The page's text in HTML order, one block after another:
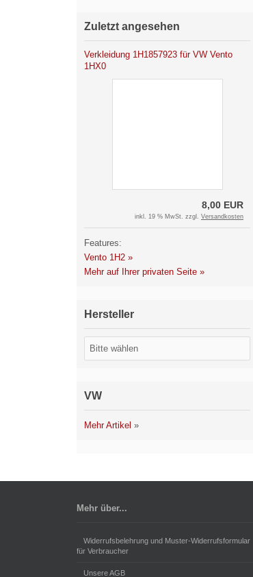
Zuletzt angesehen
Verkleidung 1H1857923 für VW Vento
1HX0
8,00 EUR
inkl. 19 % MwSt. zzgl. Versandkosten
Features:
Vento 1H2 »
Mehr auf Ihrer privaten Seite »
Hersteller
VW
Mehr Artikel »
Mehr über...
Widerrufsbelehrung und Muster-Widerrufsformular
für Verbraucher
Unsere AGB